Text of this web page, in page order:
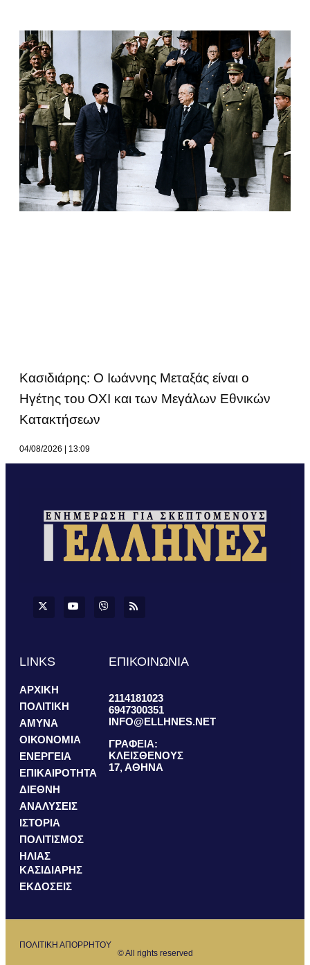
Κασιδιάρης: Ο Ιωάννης Μεταξάς είναι ο
Ηγέτης του ΟΧΙ και των Μεγάλων Εθνικών
Κατακτήσεων
04/08/2026 13:09
LINKS
ΑΡΧΙΚΗ
ΠΟΛΙΤΙΚΗ
ΑΜΥΝΑ
ΟΙΚΟΝΟΜΙΑ
ΕΝΕΡΓΕΙΑ
ΕΠΙΚΑΙΡΟΤΗΤΑ
ΔΙΕΘΝΗ
ΑΝΑΛΥΣΕΙΣ
ΙΣΤΟΡΙΑ
ΠΟΛΙΤΙΣΜΟΣ
ΗΛΙΑΣ
ΚΑΣΙΔΙΑΡΗΣ
ΕΚΔΟΣΕΙΣ
ΕΠΙΚΟΙΝΩΝΙΑ
2114181023
6947300351
INFO@ELLHNES.NET
ΓΡΑΦΕΙΑ:
ΚΛΕΙΣΘΕΝΟΥΣ
17, ΑΘΗΝΑ
ΠΟΛΙΤΙΚΗ ΑΠΟΡΡΗΤΟΥ
© All rights reserved